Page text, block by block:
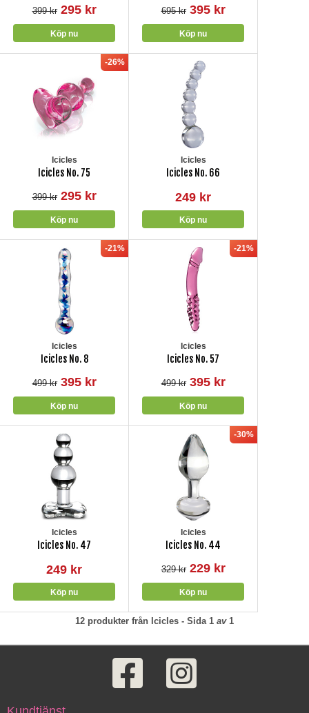
399 kr 295 kr 695 kr 395 kr
-26%
399 kr 295 kr
Icicles
Icicles No. 75
249 kr
Icicles
Icicles No. 66
-21%
499 kr 395 kr
Icicles
Icicles No. 8
-21%
499 kr 395 kr
Icicles
Icicles No. 57
249 kr
Icicles
Icicles No. 47
-30%
329 kr 229 kr
Icicles
Icicles No. 44
12 produkter från Icicles - Sida 1 av 1